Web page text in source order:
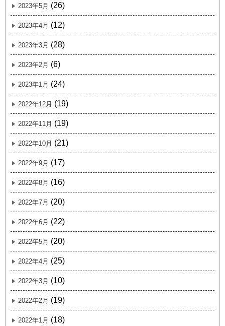
2023年5月 (26)
2023年4月 (12)
2023年3月 (28)
2023年2月 (6)
2023年1月 (24)
2022年12月 (19)
2022年11月 (19)
2022年10月 (21)
2022年9月 (17)
2022年8月 (16)
2022年7月 (20)
2022年6月 (22)
2022年5月 (20)
2022年4月 (25)
2022年3月 (10)
2022年2月 (19)
2022年1月 (18)